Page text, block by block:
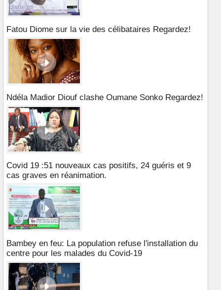
Fatou Diome sur la vie des célibataires Regardez!
Ndéla Madior Diouf clashe Oumane Sonko Regardez!
Covid 19 :51 nouveaux cas positifs, 24 guéris et 9
cas graves en réanimation.
Bambey en feu: La population refuse l'installation du
centre pour les malades du Covid-19